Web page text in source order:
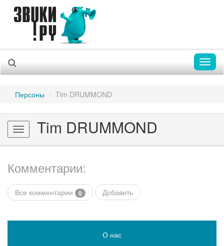
Персоны Tim DRUMMOND
Toggle
navigation
Tim DRUMMOND
Комментарии:
Все комментарии 0 Добавить
О нас